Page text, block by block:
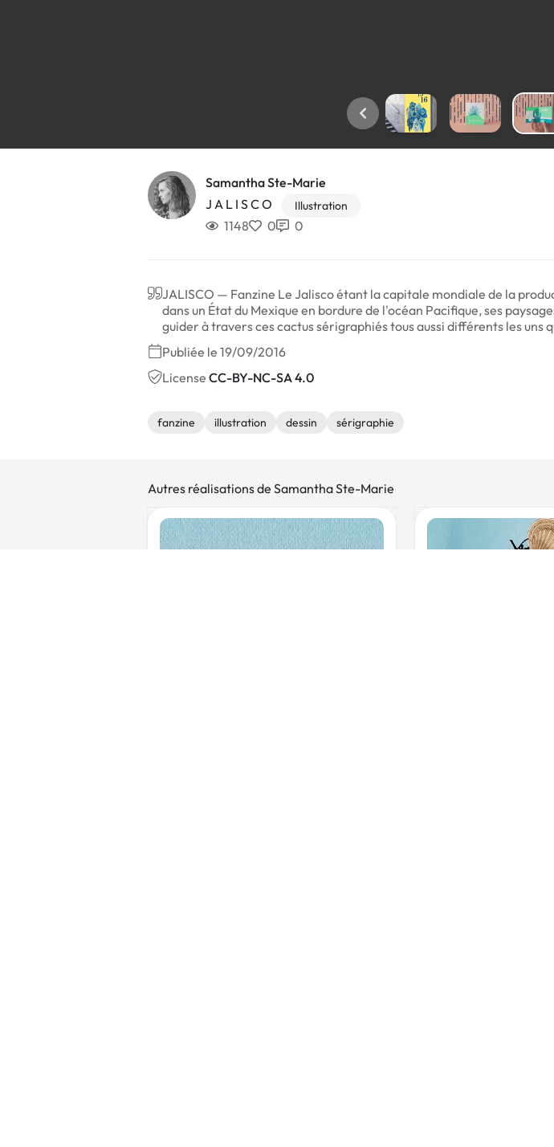
Samantha Ste-Marie
J A L I S C O
Illustration
1148 0 0
JALISCO — Fanzine Le Jalisco étant la capitale mondiale de la
dans un État du Mexique en bordure de l'océan Pacifique, ses
guider à travers ces cactus sérigraphiés tous aussi différents les uns
Publiée le 19/09/2016
License CC-BY-NC-SA 4.0
fanzine illustration dessin sérigraphie
Autres réalisations de Samantha Ste-Marie